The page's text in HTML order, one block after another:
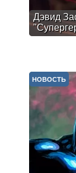
Дэвид
НОВОСТЬ